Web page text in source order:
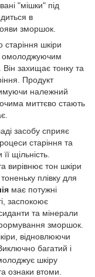
"мішки" під
в
зморшок.
шкіри
омолоджуючим
захищає тонку та
Продукт
належний
миттєво стають
засобу сприяє
старіння та
щільність.
вирівнює тон шкіри
плівку для
має потужні
заспокоює
та мінерали
зморшок.
відновлюючи
багатий і
шкіру
ознаки втоми.